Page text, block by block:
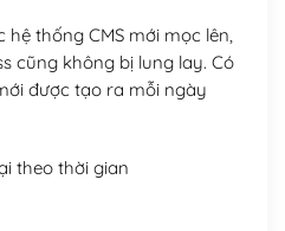
thống CMS mới mọc lên,
cũng không bị lung lay. Có
được tạo ra mỗi ngày
theo thời gian